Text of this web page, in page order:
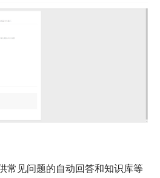
常见问题的自动回答和知识库等